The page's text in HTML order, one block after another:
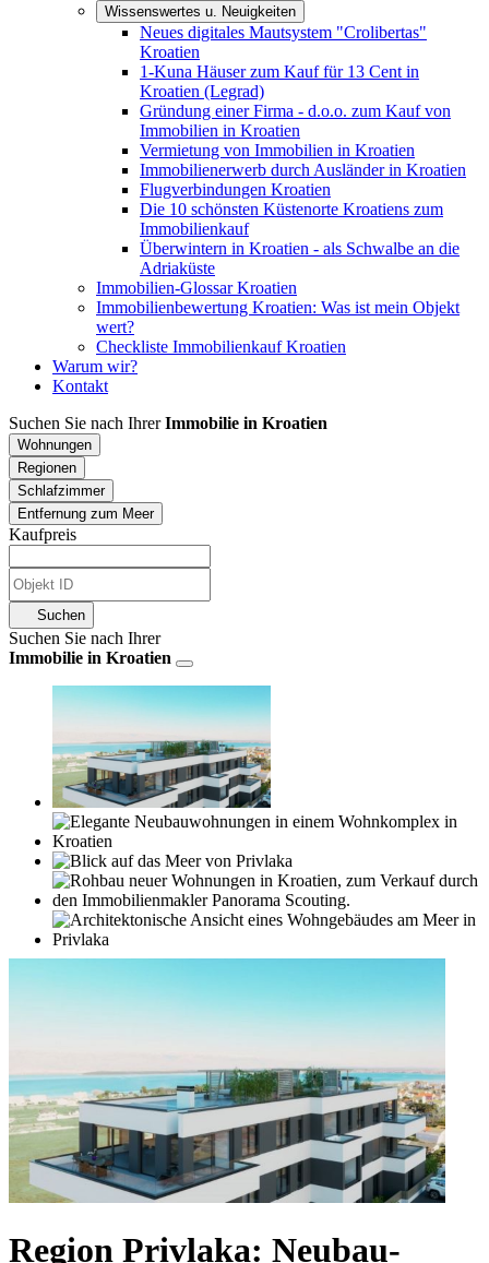
Wissenswertes u. Neuigkeiten
Neues digitales Mautsystem "Crolibertas"
Kroatien
1-Kuna Häuser zum Kauf für 13 Cent in
Kroatien (Legrad)
Gründung einer Firma - d.o.o. zum Kauf von
Immobilien in Kroatien
Vermietung von Immobilien in Kroatien
Immobilienerwerb durch Ausländer in Kroatien
Flugverbindungen Kroatien
Die 10 schönsten Küstenorte Kroatiens zum
Immobilienkauf
Überwintern in Kroatien - als Schwalbe an die
Adriaküste
Immobilien-Glossar Kroatien
Immobilienbewertung Kroatien: Was ist mein Objekt
wert?
Checkliste Immobilienkauf Kroatien
Warum wir?
Kontakt
Suchen Sie nach IhrerImmobilie in Kroatien
Wohnungen
Regionen
Schlafzimmer
Entfernung zum Meer
Kaufpreis
Suchen
Suchen Sie nach Ihrer
Immobilie in Kroatien
Region Privlaka: Neubau-